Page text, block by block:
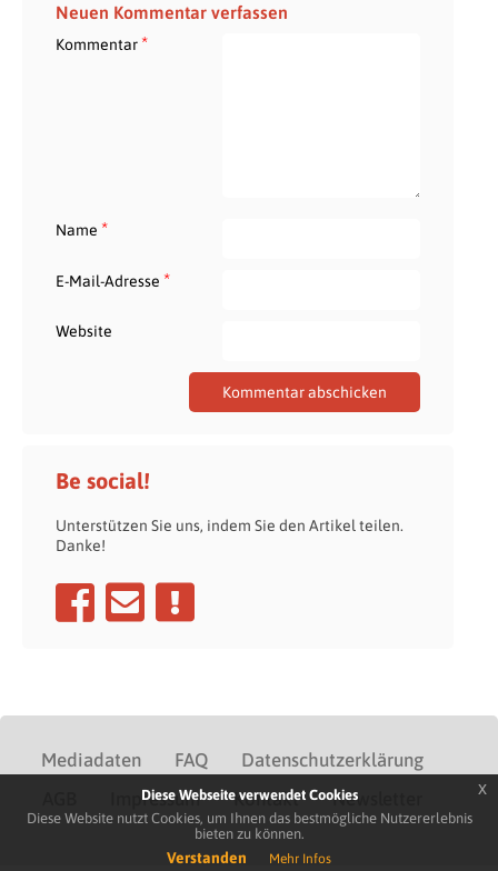
Neuen Kommentar verfassen
Kommentar*
Name *
E-Mail-Adresse *
Website
Be social!
Unterstützen Sie uns, indem Sie den Artikel teilen.
Danke!
Mediadaten FAQ
Datenschutzerklärung
Impressum Kontakt Newsletter
Diese Webseite verwendet Cookies
Diese Website nutzt Cookies, um Ihnen das bestmögliche Nutzererlebnis
bieten zu können.
Verstanden Mehr Infos
x